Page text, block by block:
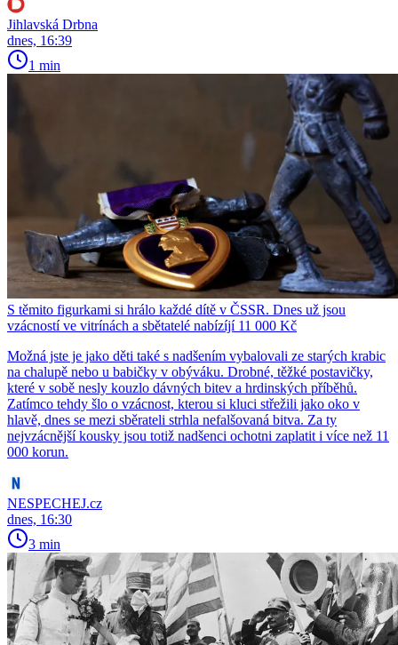
Jihlavská Drbna
dnes, 16:39
1 min
S těmito figurkami si hrálo každé dítě v ČSSR. Dnes už jsou
vzácností ve vitrínách a sbětatelé nabízíjí 11 000 Kč
Možná jste je jako děti také s nadšením vybalovali ze starých krabic
na chalupě nebo u babičky v obýváku. Drobné, těžké postavičky,
které v sobě nesly kouzlo dávných bitev a hrdinských příběhů.
Zatímco tehdy šlo o vzácnost, kterou si kluci střežili jako oko v
hlavě, dnes se mezi sběrateli strhla nefalšovaná bitva. Za ty
nejvzácnější kousky jsou totiž nadšenci ochotni zaplatit i více než 11
000 korun.
NESPECHEJ.cz
dnes, 16:30
3 min